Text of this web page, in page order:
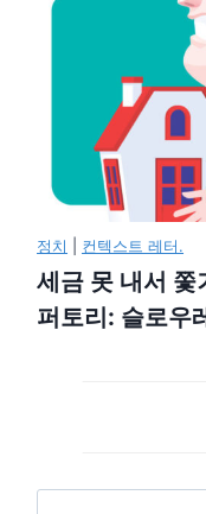
정치 컨텍스트 레터.
세금 못 내서 쫓
퍼토리: 슬로우